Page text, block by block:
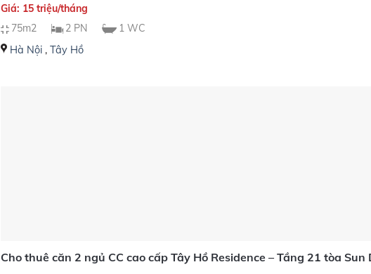
Giá: 15 triệu/tháng
75m2
2 PN
1 WC
Hà Nội ,Tây Hồ
Cho thuê căn 2 ngủ CC cao cấp Tây Hồ Residence – Tầng 21 tòa Sun